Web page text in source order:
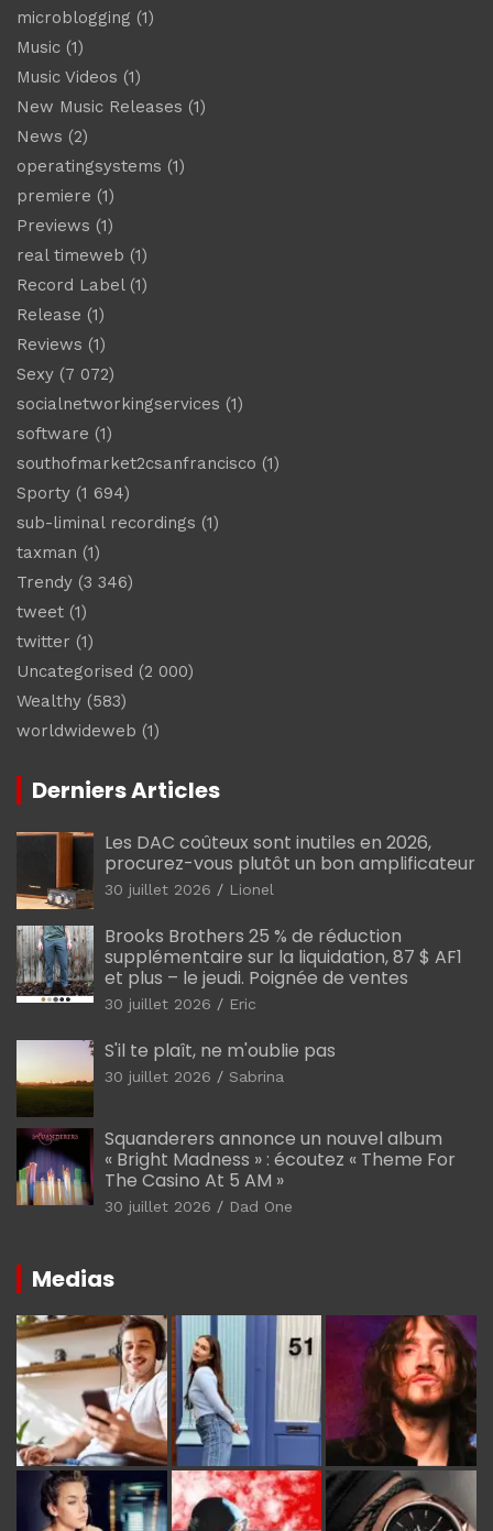
microblogging (1)
Music (1)
Music Videos (1)
New Music Releases (1)
News (2)
operatingsystems (1)
premiere (1)
Previews (1)
real timeweb (1)
Record Label(1)
Release (1)
Reviews (1)
Sexy (7 072)
socialnetworkingservices (1)
software (1)
southofmarket2csanfrancisco (1)
Sporty (1 694)
sub-liminal recordings (1)
taxman (1)
Trendy (3 346)
tweet (1)
twitter (1)
Uncategorised (2 000)
Wealthy (583)
worldwideweb (1)
Derniers Articles
Les DAC coûteux sont inutiles en 2026,
procurez-vous plutôt un bon amplificateur
30 juillet 2026 Lionel
Brooks Brothers 25 % de réduction
supplémentaire sur la liquidation, 87 $ AF1
et plus – le jeudi. Poignée de ventes
30 juillet 2026 Eric
S'il te plaît, ne m'oublie pas
30 juillet 2026 Sabrina
Squanderers annonce un nouvel album
« Bright Madness » : écoutez « Theme For
The Casino At 5 AM »
30 juillet 2026 Dad One
Medias